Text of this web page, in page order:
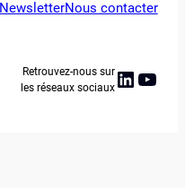
NewsletterNous contacter
Retrouvez-nous sur
les réseaux sociaux